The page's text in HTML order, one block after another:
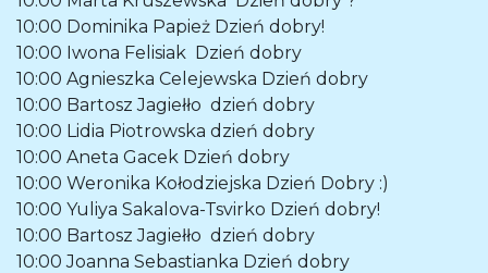
10:00 Dominika Papież Dzień dobry!
10:00 Iwona Felisiak Dzień dobry
10:00 Agnieszka Celejewska Dzień dobry
10:00 Bartosz Jagiełło dzień dobry
10:00 Lidia Piotrowska dzień dobry
10:00 Aneta Gacek Dzień dobry
10:00 Weronika Kołodziejska Dzień Dobry :)
10:00 Yuliya Sakalova-Tsvirko Dzień dobry!
10:00 Bartosz Jagiełło dzień dobry
10:00 Joanna Sebastianka Dzień dobry